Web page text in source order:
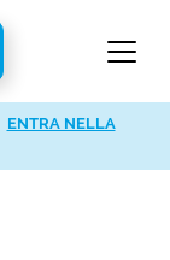
ENTRA NELLA